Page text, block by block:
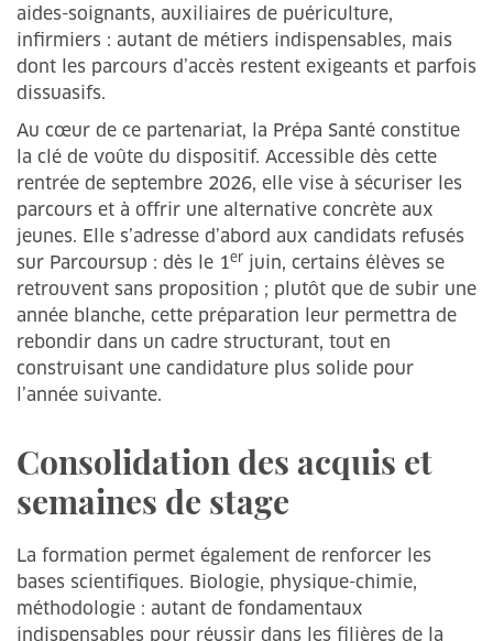
aides-soignants, auxiliaires de puériculture,
infirmiers : autant de métiers indispensables, mais
dont les parcours d’accès restent exigeants et parfois
dissuasifs.
Au cœur de ce partenariat, la Prépa Santé constitue
la clé de voûte du dispositif. Accessible dès cette
rentrée de septembre 2026, elle vise à sécuriser les
parcours et à offrir une alternative concrète aux
jeunes. Elle s’adresse d’abord aux candidats refusés
sur Parcoursup : dès le 1er juin, certains élèves se
retrouvent sans proposition ; plutôt que de subir une
année blanche, cette préparation leur permettra de
rebondir dans un cadre structurant, tout en
construisant une candidature plus solide pour
l’année suivante.
Consolidation des acquis et
semaines de stage
La formation permet également de renforcer les
bases scientifiques. Biologie, physique-chimie,
méthodologie : autant de fondamentaux
indispensables pour réussir dans les filières de la